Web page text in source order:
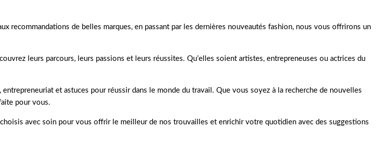
recommandations de belles marques, en passant par les dernières nouveautés fashion, nous vous offrirons un
leurs parcours, leurs passions et leurs réussites. Qu’elles soient artistes, entrepreneuses ou actrices du
et astuces pour réussir dans le monde du travail. Que vous soyez à la recherche de nouvelles
pour vous.
avec soin pour vous offrir le meilleur de nos trouvailles et enrichir votre quotidien avec des suggestions